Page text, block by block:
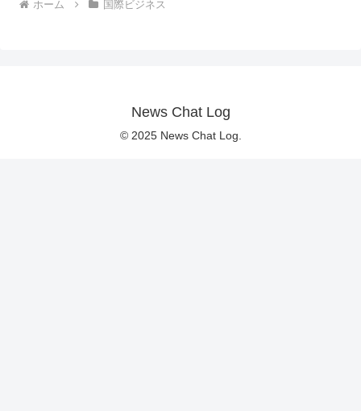
ホーム 国際ビジネス
News Chat Log
© 2025 News Chat Log.